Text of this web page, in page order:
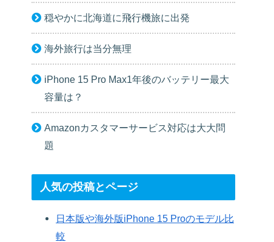
穏やかに北海道に飛行機旅に出発
海外旅行は当分無理
iPhone 15 Pro Max1年後のバッテリー最大
容量は？
Amazonカスタマーサービス対応は大大問
題
人気の投稿とページ
日本版や海外版iPhone 15 Proのモデル比
較